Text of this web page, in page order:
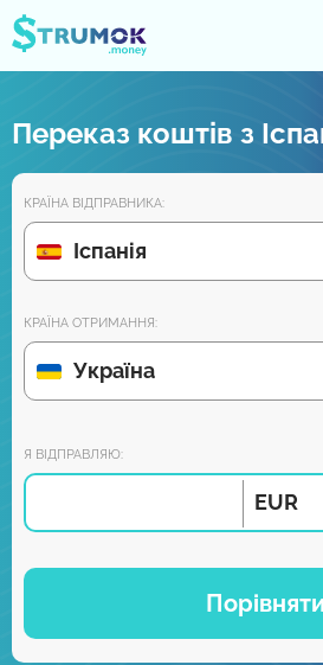
Рахунки Online
Огляди партнерів
Зовсім скоро завантажуйте додаток на
Приєднуйся до нас:
Переказ коштів з
КРАЇНА ВІДПРАВНИКА:
Іспанія
КРАЇНА ОТРИМАННЯ:
Україна
Я ВІДПРАВЛЯЮ:
EUR
Порівняти